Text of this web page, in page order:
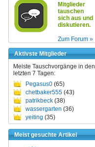
Mitglieder
tauschen
sich aus und
diskutieren.
Zum Forum »
Aktivste Mitglieder
Meiste Tauschvorgänge in den
letzten 7 Tagen:
Pegasus0 (65)
chetbaker555 (43)
patrikbeck (38)
wassergarten (36)
yeiting (35)
Meist gesuchte Artikel